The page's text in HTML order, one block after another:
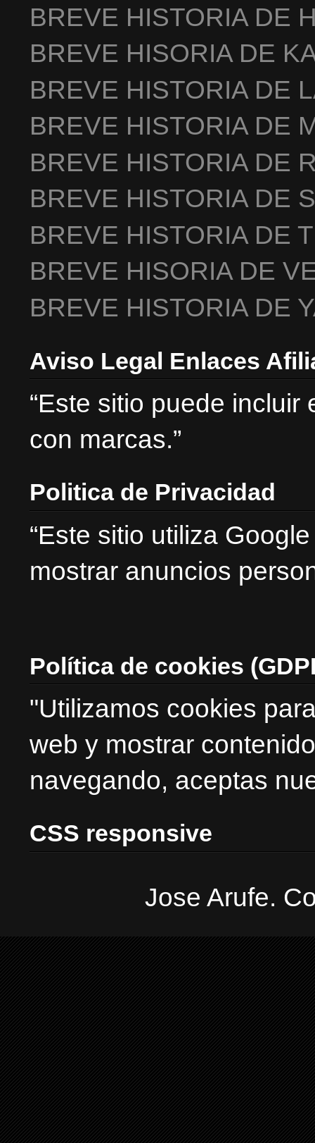
BREVE HISTORIA DE
BREVE HISORIA DE
BREVE HISTORIA DE
BREVE HISTORIA DE
BREVE HISTORIA DE
BREVE HISTORIA DE
BREVE HISTORIA DE
BREVE HISORIA DE
BREVE HISTORIA DE
Aviso Legal Enlaces
“Este sitio puede
con marcas.”
Politica de Privacidad
“Este sitio utiliza
mostrar anuncios
Política de cookies
"Utilizamos cookies
web y mostrar
navegando, aceptas
CSS responsive
Jose Arufe.